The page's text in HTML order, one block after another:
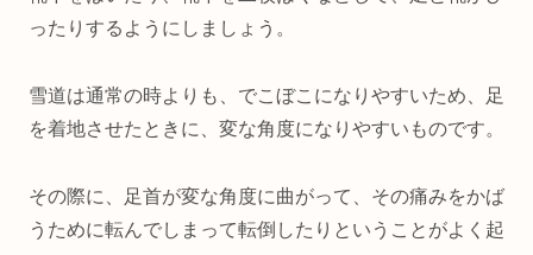
ったりするようにしましょう。
雪道は通常の時よりも、でこぼこになりやすいため、足
を着地させたときに、変な角度になりやすいものです。
その際に、足首が変な角度に曲がって、その痛みをかば
うために転んでしまって転倒したりということがよく起